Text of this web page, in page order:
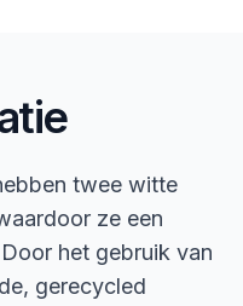
twee witte
ze een
het gebruik van
gerecycled